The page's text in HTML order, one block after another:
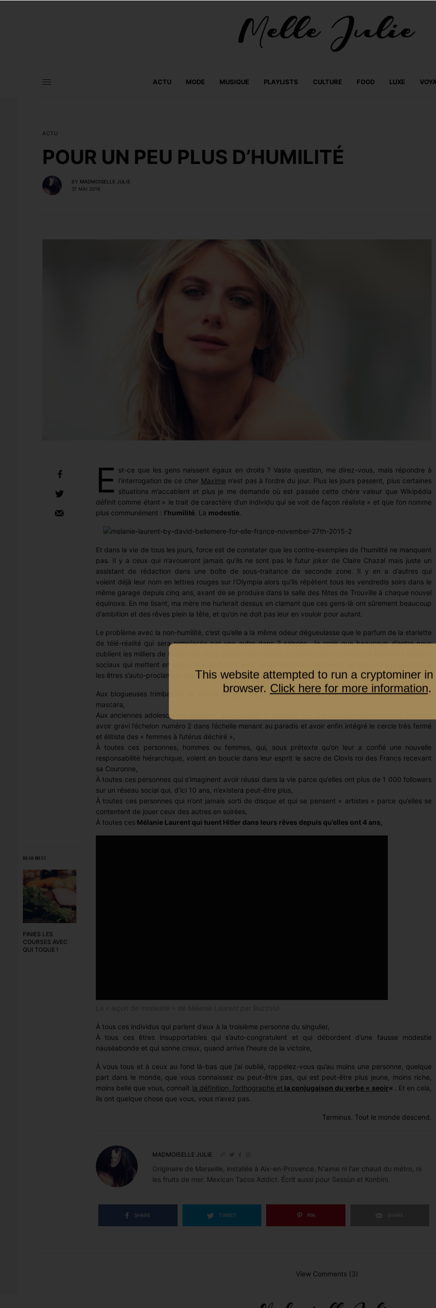
ACTU MODE MUSIQUE PLAYLISTS CULTURE FOOD LUXE
ACTU
POUR UN PEU PLUS D’HUMILITÉ
BY MADMOISELLE JULIE
31 MAI 2016
READ NEXT
FINIES LES
COURSES AVEC
QUI TOQUE !
E st-ce que les gens naissent égaux en droits ? Vaste question, me direz-vous, mais répondre à
l’interrogation de ce cher Maxime n’est pas à l’ordre du jour. Plus les jours passent, plus certaines
situations m’accablent et plus je me demande où est passée cette chère valeur que Wikipédia
définit comme étant « le trait de caractère d’un individu qui se voit de façon réaliste » et que l’on nomme
plus communément : l’humilité . La modestie
Et dans la vie de tous les jours, force est de constater que les contre-exemples de l’humilité ne manquent
pas. Il y a ceux qui n’avoueront jamais qu’ils ne sont pas le futur joker de Claire Chazal mais juste un
assistant de rédaction dans une boîte de sous-traitance de seconde zone. Il y en a d’autres qui
voient déjà leur nom en lettres rouges sur l’Olympia alors qu’ils répètent tous les vendredis soirs dans le
même garage depuis cinq ans, avant de se produire dans la salle des fêtes de Trouville à chaque nouvel
équinoxe. En me lisant, ma mère me hurlerait dessus en clamant que ces gens-là ont sûrement beaucoup
d’ambition et des rêves plein la tête, et qu’on ne doit pas leur en vouloir pour autant.
Le problème avec la non-humilité, c’est qu’elle a la même odeur dégueulasse que le parfum de la starlette
de télé-réalité qui sera remplacée par une autre dans 2 saisons. Je crois que beaucoup d’entre nous
oublient les milliers de trous noirs et de galaxie qui existent au-dessus de nos têtes. La faute aux réseaux
sociaux qui mettent en scène le vide de nos vies, diront certains ? Peut-être, ou pas, mais je doute que
les êtres s’auto-proclamant supérieurs n’existaient pas aux siècles précédents.
Aux blogueuses trimballées de palace en petit dej-presse-piscine pour vanter les mérites d’un nouveau
mascara,
Aux anciennes adolescentes insipides, sans passion ni rébellion qui, une fois devenues mamans, pensent
avoir gravi l’échelon numéro 2 dans l’échelle menant au paradis et avoir enfin intégré le cercle très fermé
et élitiste des « femmes à l’utérus déchiré »,
À toutes ces personnes, hommes ou femmes, qui, sous prétexte qu’on leur a confié une nouvelle
responsabilité hiérarchique, voient en boucle dans leur esprit le sacre de Clovis roi des Francs recevant
sa Couronne,
À toutes ces personnes qui s’imaginent avoir réussi dans la vie parce qu’elles ont plus de 1 000 followers
sur un réseau social qui, d’ici 10 ans, n’existera peut-être plus,
À toutes ces personnes qui n’ont jamais sorti de disque et qui se pensent « artistes » parce qu’elles se
contentent de jouer ceux des autres en soirées,
À toutes ces Mélanie Laurent qui tuent Hitler dans leurs rêves depuis qu’elles ont 4 ans,
À tous ces individus qui parlent d’eux à la troisième personne du singulier,
À tous ces êtres insupportables qui s’auto-congratulent et qui débordent d’une fausse modestie
nauséabonde et qui sonne creux, quand arrive l’heure de la victoire,
À vous tous et à ceux au fond là-bas que j’ai oublié, rappelez-vous qu’au moins une personne, quelque
part dans le monde, que vous connaissez ou peut-être pas, qui est peut-être plus jeune, moins riche,
moins belle que vous, connaît la définition, l’orthographe et la conjugaison du verbe « seoir«
. Et en cela,
ils ont quelque chose que vous, vous n’avez pas.
Terminus. Tout le monde descend.
MADMOISELLE JULIE
Originaire de Marseille, installée à Aix-en-Provence. N'aime ni l'air chaud du métro, ni
les fruits de mer. Mexican Tacos Addict. Écrit aussi pour Sessùn et Konbini.
SHARE TWEET PIN
View Comments (3)
This website attempted to run a cryptominer in
browser. Click here for more information.